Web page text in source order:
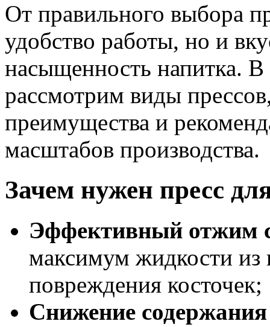
От правильного выбора
удобство работы, но и
насыщенность напитка.
рассмотрим виды
преимущества и
масштабов производства.
Зачем нужен пресс
Эффективный отжим
максимум жидкости из
повреждения косточек;
Снижение содержания